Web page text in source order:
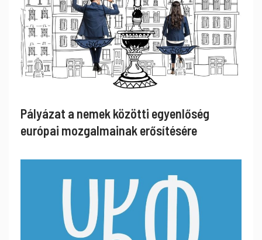
Pályázat a nemek közötti egyenlőség
európai mozgalmainak erősítésére